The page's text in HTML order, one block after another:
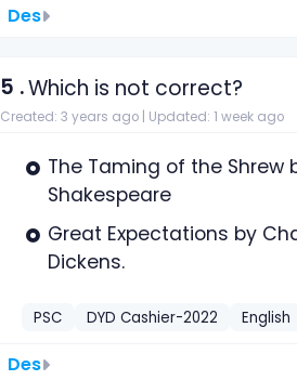
Des
5 .Which is not correct?
Created: 3 years ago | Updated: 1 week ago
The Taming of the Shrew
Shakespeare
Great Expectations by
Dickens.
PSC DYD Cashier-2022 English
Des